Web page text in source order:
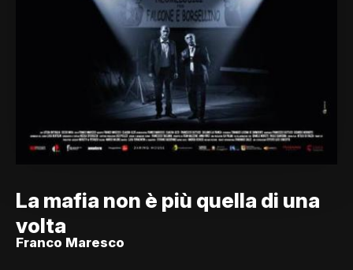
La mafia non è più quella di una
volta
Franco Maresco